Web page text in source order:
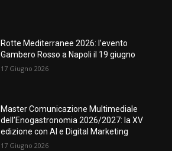
Rotte Mediterranee 2026: l’evento
Gambero Rosso a Napoli il 19 giugno
17 Giugno 2026
Master Comunicazione Multimediale
dell’Enogastronomia 2026/2027: la XV
edizione con AI e Digital Marketing
17 Giugno 2026